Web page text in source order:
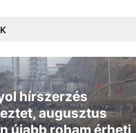
hírszerzés
augusztus